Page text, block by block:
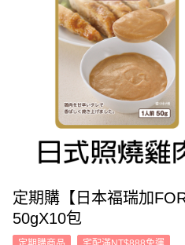
定期購【日本福瑞加
50gX10包